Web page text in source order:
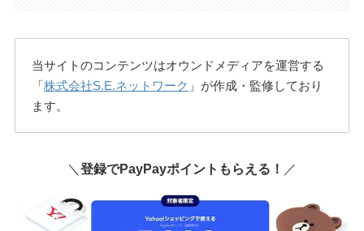
当サイトのコンテンツはオウンドメディアを運営する
「 株式会社S.E.ネットワーク 」が作成・監修しており
ます。
＼ 登録でPayPayポイントもらえる！ ／